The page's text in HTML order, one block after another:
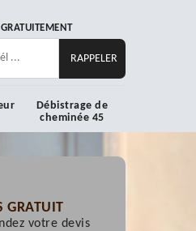
Débistrage de
cheminée 45
GRATUIT
votre devis